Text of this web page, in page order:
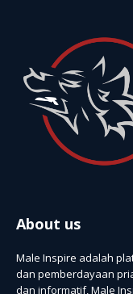
About us
Male Inspire adalah
dan pemberdayaan
dan informatif, Male